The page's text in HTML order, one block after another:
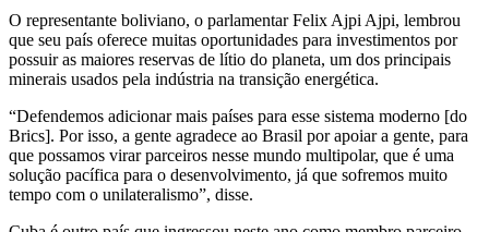
O representante boliviano, o parlamentar Felix Ajpi Ajpi, lembrou
que seu país oferece muitas oportunidades para investimentos por
possuir as maiores reservas de lítio do planeta, um dos principais
minerais usados pela indústria na transição energética.
“Defendemos adicionar mais países para esse sistema moderno [do
Brics]. Por isso, a gente agradece ao Brasil por apoiar a gente, para
que possamos virar parceiros nesse mundo multipolar, que é uma
solução pacífica para o desenvolvimento, já que sofremos muito
tempo com o unilateralismo”, disse.